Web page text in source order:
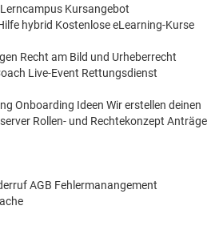
Kursangebot
hybrid Kostenlose eLearning-Kurse
Recht am Bild und Urheberrecht
Live-Event Rettungsdienst
Onboarding Ideen Wir erstellen deinen
Rollen- und Rechtekonzept Anträge
AGB Fehlermanangement